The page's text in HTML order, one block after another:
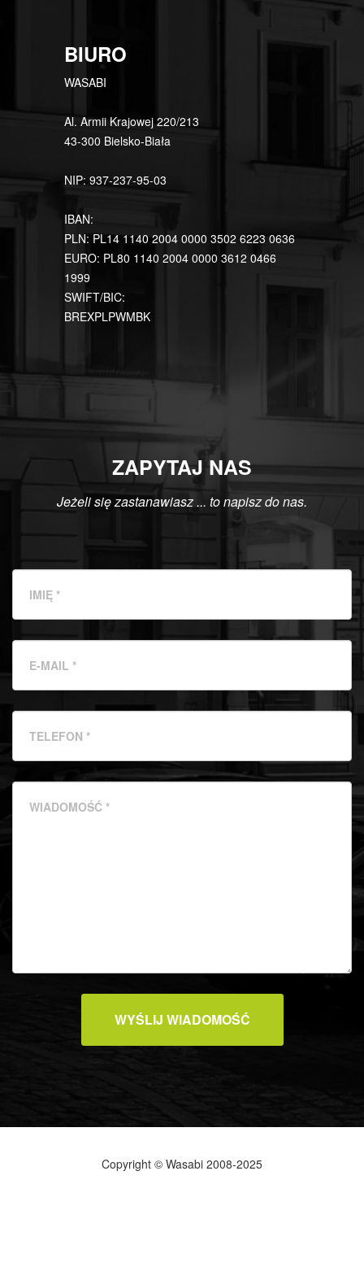
BIURO
WASABI
Al. Armii Krajowej 220/213
43-300 Bielsko-Biała
NIP: 937-237-95-03
IBAN:
PLN: PL14 1140 2004 0000 3502 6223 0636
EURO: PL80 1140 2004 0000 3612 0466
1999
SWIFT/BIC:
BREXPLPWMBK
ZAPYTAJ NAS
Jeżeli się zastanawiasz ... to napisz do nas.
WYŚLIJ WIADOMOŚĆ
Copyright © Wasabi 2008-2025